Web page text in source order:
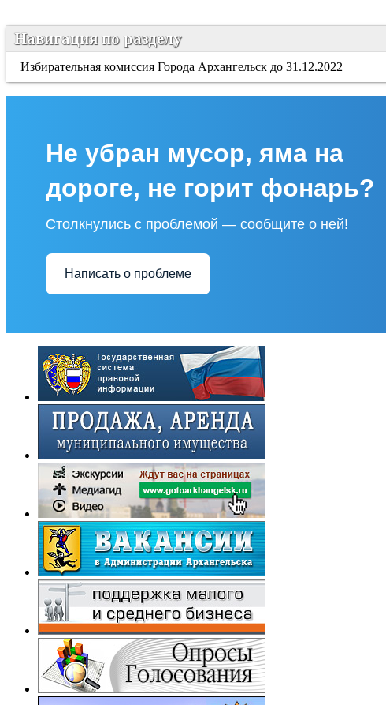
Навигация по разделу
Избирательная комиссия Города Архангельск до 31.12.2022
Не убран мусор, яма на
дороге, не горит фонарь?
Столкнулись с проблемой — сообщите о ней!
Написать о проблеме